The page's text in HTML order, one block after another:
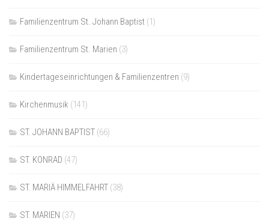
Familienzentrum St. Johann Baptist (1)
Familienzentrum St. Marien (3)
Kindertageseinrichtungen & Familienzentren (9)
Kirchenmusik (141)
ST. JOHANN BAPTIST (66)
ST. KONRAD (47)
ST. MARIÄ HIMMELFAHRT (38)
ST. MARIEN (37)